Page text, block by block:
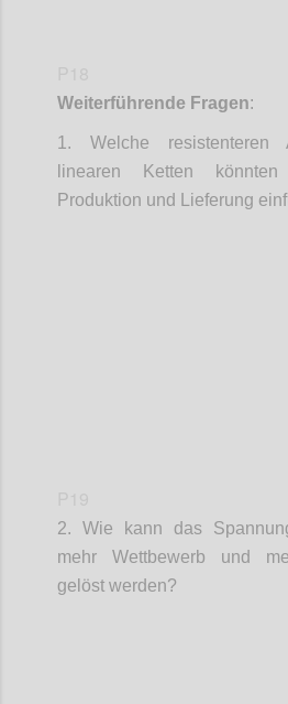
Weiterführende Fragen:
1. Welche resistenteren
linearen Ketten
Produktion und Lieferung
2. Wie kann das
mehr Wettbewerb und
gelöst werden?